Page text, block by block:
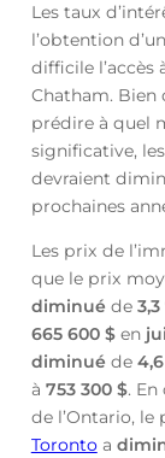
Les taux
l’obtention
difficile
Chatham.
prédire à quel
significative,
devraient
prochaines
Les prix de
que le prix
diminué de 3,3
665 600 $en
diminué de
à 753 300 $. En
de l’Ontario, le
Torontoa